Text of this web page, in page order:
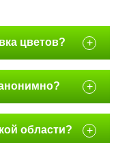
цветов? +
+
области? +